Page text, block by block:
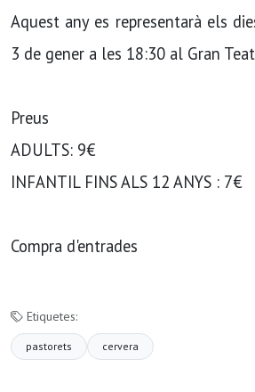
Aquest any es representarà els
3 de gener a les 18:30 al Gran
Preus
ADULTS: 9€
INFANTIL FINS ALS 12 ANYS : 7€
Compra d'entrades
Etiquetes:
pastorets cervera